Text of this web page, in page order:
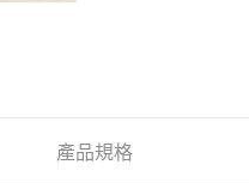
產品規格